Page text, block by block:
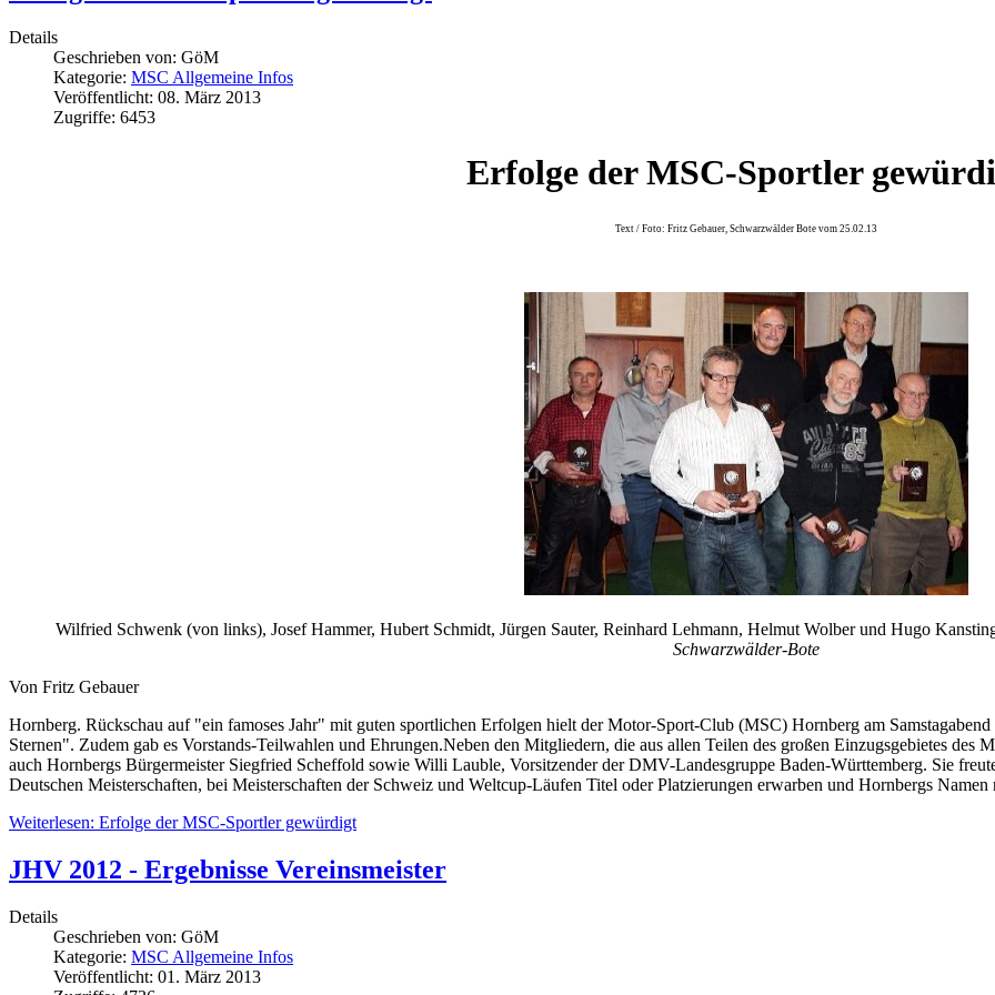
Details
Geschrieben von: GöM
Kategorie: MSC Allgemeine Infos
Veröffentlicht: 08. März 2013
Zugriffe: 6453
Erfolge der MSC-Sportler
Text / Foto: Fritz Gebauer, Schwarzwälder Bote vom 25.02.13
Wilfried Schwenk (von links), Josef Hammer, Hubert Schmidt, Jürgen Sauter, Reinhard Lehmann, Helmut Wolber und Hugo
Schwarzwälder-Bote
Von Fritz Gebauer
Hornberg. Rückschau auf "ein famoses Jahr" mit guten sportlichen Erfolgen hielt der Motor-Sport-Club (MSC) Hornberg am
Sternen". Zudem gab es Vorstands-Teilwahlen und Ehrungen.Neben den Mitgliedern, die aus allen Teilen des großen Einzugsgebietes des
auch Hornbergs Bürgermeister Siegfried Scheffold sowie Willi Lauble, Vorsitzender der DMV-Landesgruppe Baden-Württemberg. Sie
Deutschen Meisterschaften, bei Meisterschaften der Schweiz und Weltcup-Läufen Titel oder Platzierungen erwarben und Hornbergs
Weiterlesen: Erfolge der MSC-Sportler gewürdigt
JHV 2012 - Ergebnisse Vereinsmeister
Details
Geschrieben von: GöM
Kategorie: MSC Allgemeine Infos
Veröffentlicht: 01. März 2013